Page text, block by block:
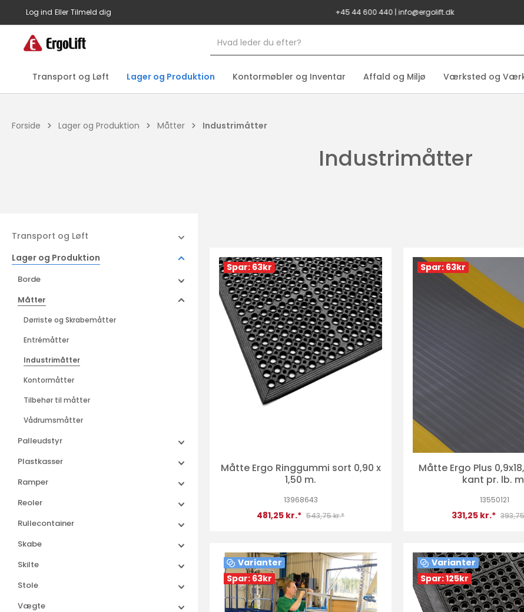
Gå til hovednavigation
Log ind Eller Tilmeld dig +45 44 600 440 | info@ergolift.dk
Transport og Løft Lager og Produktion Kontormøbler og Inventar Affald og Miljø Værksted og
Forside Lager og Produktion Måtter Industrimåtter
Industrimåtter
Transport og Løft
Lager og Produktion
Borde
Måtter
Dørriste og Skrabemåtter
Entrémåtter
Industrimåtter
Kontormåtter
Tilbehør til måtter
Vådrumsmåtter
Palleudstyr
Plastkasser
Ramper
Reoler
Rullecontainer
Skabe
Skilte
Stole
Vægte
Spar: 63kr
Måtte Ergo Ringgummi sort 0,90 x
1,50 m.
13968643
481,25 kr.* 543,75 kr.*
Køb
Spar: 63kr
Måtte Ergo Plus
kant pr. lb.
13550121
331,25 kr.*
Køb
Varianter
Spar: 63kr
Varianter
Spar: 125kr